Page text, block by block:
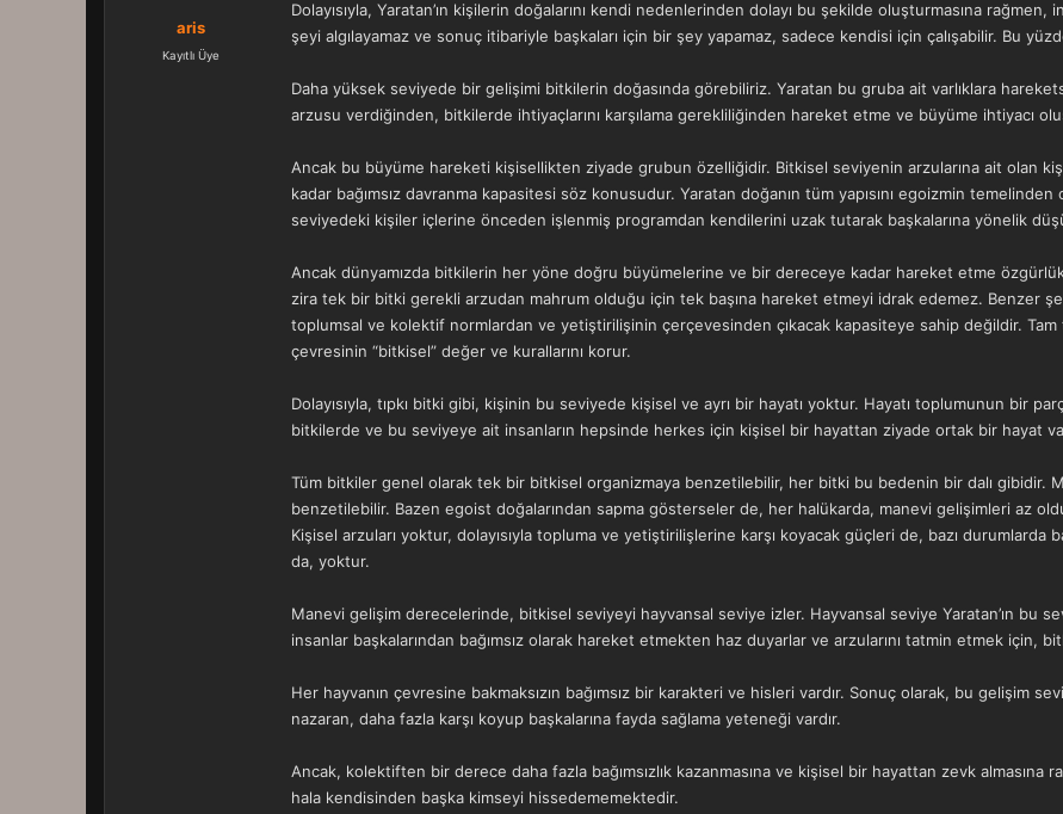
a
aris
Kayıtlı Üye
Dolayısıyla, Yaratan’ın kişilerin doğalarını kendi nedenlerinden dolayı bu şekilde oluşturmasına
şeyi algılayamaz ve sonuç itibariyle başkaları için bir şey yapamaz, sadece kendisi için çalışabilir. Bu
Daha yüksek seviyede bir gelişimi bitkilerin doğasında görebiliriz. Yaratan bu gruba ait varlıklara
arzusu verdiğinden, bitkilerde ihtiyaçlarını karşılama gerekliliğinden hareket etme ve büyüme ihtiyacı
Ancak bu büyüme hareketi kişisellikten ziyade grubun özelliğidir. Bitkisel seviyenin arzularına ait olan
kadar bağımsız davranma kapasitesi söz konusudur. Yaratan doğanın tüm yapısını egoizmin
seviyedeki kişiler içlerine önceden işlenmiş programdan kendilerini uzak tutarak başkalarına yönelik
Ancak dünyamızda bitkilerin her yöne doğru büyümelerine ve bir dereceye kadar hareket etme
zira tek bir bitki gerekli arzudan mahrum olduğu için tek başına hareket etmeyi idrak edemez. Benzer
toplumsal ve kolektif normlardan ve yetiştirilişinin çerçevesinden çıkacak kapasiteye sahip değildir.
çevresinin “bitkisel” değer ve kurallarını korur.
Dolayısıyla, tıpkı bitki gibi, kişinin bu seviyede kişisel ve ayrı bir hayatı yoktur. Hayatı toplumunun bir
bitkilerde ve bu seviyeye ait insanların hepsinde herkes için kişisel bir hayattan ziyade ortak bir hayat
Tüm bitkiler genel olarak tek bir bitkisel organizmaya benzetilebilir, her bitki bu bedenin bir dalı gibidir.
benzetilebilir. Bazen egoist doğalarından sapma gösterseler de, her halükarda, manevi gelişimleri az
Kişisel arzuları yoktur, dolayısıyla topluma ve yetiştirilişlerine karşı koyacak güçleri de, bazı durumlarda
da, yoktur.
Manevi gelişim derecelerinde, bitkisel seviyeyi hayvansal seviye izler. Hayvansal seviye Yaratan’ın bu
insanlar başkalarından bağımsız olarak hareket etmekten haz duyarlar ve arzularını tatmin etmek için,
Her hayvanın çevresine bakmaksızın bağımsız bir karakteri ve hisleri vardır. Sonuç olarak, bu gelişim
nazaran, daha fazla karşı koyup başkalarına fayda sağlama yeteneği vardır.
Ancak, kolektiften bir derece daha fazla bağımsızlık kazanmasına ve kişisel bir hayattan zevk
hala kendisinden başka kimseyi hissedememektedir.